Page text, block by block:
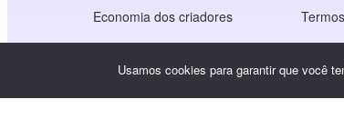
Economia dos criadores
Serviço de gateway
Usamos cookies para garantir que você